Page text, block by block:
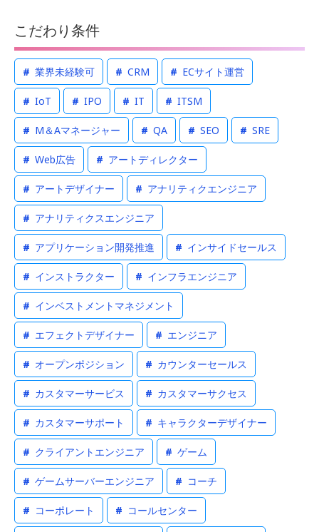
こだわり条件
# 業界未経験可 # CRM # ECサイト運営
# IoT # IPO # IT # ITSM
# M＆Aマネージャー # QA # SEO # SRE
# Web広告 # アートディレクター
# アートデザイナー # アナリティクエンジニア
# アナリティクスエンジニア
# アプリケーション開発推進 # インサイドセールス
# インストラクター # インフラエンジニア
# インベストメントマネジメント
# エフェクトデザイナー # エンジニア
# オープンポジション # カウンターセールス
# カスタマーサービス # カスタマーサクセス
# カスタマーサポート # キャラクターデザイナー
# クライアントエンジニア # ゲーム
# ゲームサーバーエンジニア # コーチ
# コーポレート # コールセンター